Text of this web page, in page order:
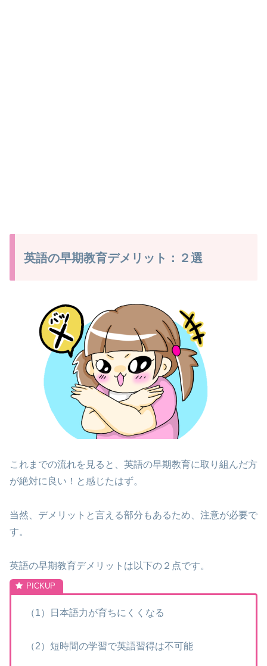
英語の早期教育デメリット：２選
これまでの流れを見ると、英語の早期教育に取り組んだ方
が絶対に良い！と感じたはず。
当然、デメリットと言える部分もあるため、注意が必要で
す。
英語の早期教育デメリットは以下の２点です。
（1）日本語力が育ちにくくなる
（2）短時間の学習で英語習得は不可能